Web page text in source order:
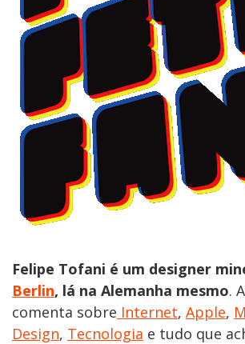
Felipe Tofani é um designer
Berlin, lá na Alemanha mesmo.
comenta sobre Internet, Apple,
Design, Tecnologia e tudo que